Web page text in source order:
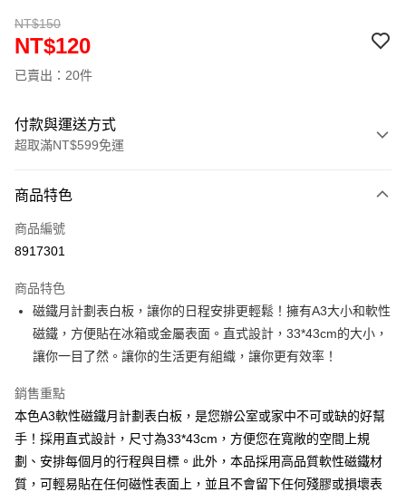
NT$150
NT$120
已賣出：20件
付款與運送方式
超取滿NT$599免運
信用卡一次付款
超商取貨付款
Apple Pay
街口支付
Google Pay
AFTEE先享後付
相關說明
【關於「AFTEE先享後付」】
商品特色
商品編號
8917301
商品特色
磁鐵月計劃表白板，讓你的日程安排更輕鬆！擁有A3大小和軟性
磁鐵，方便貼在冰箱或金屬表面。直式設計，33*43cm的大小，
讓你一目了然。讓你的生活更有組織，讓你更有效率！
銷售重點
本色A3軟性磁鐵月計劃表白板，是您辦公室或家中不可或缺的好幫
手！採用直式設計，尺寸為33*43cm，方便您在寬敞的空間上規
劃、安排每個月的行程與目標。此外，本品採用高品質軟性磁鐵材
質，可輕易貼在任何磁性表面上，並且不會留下任何殘膠或損壞表